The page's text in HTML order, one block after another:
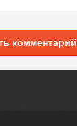
комментарий